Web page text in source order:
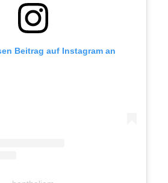
Beitrag auf Instagram an